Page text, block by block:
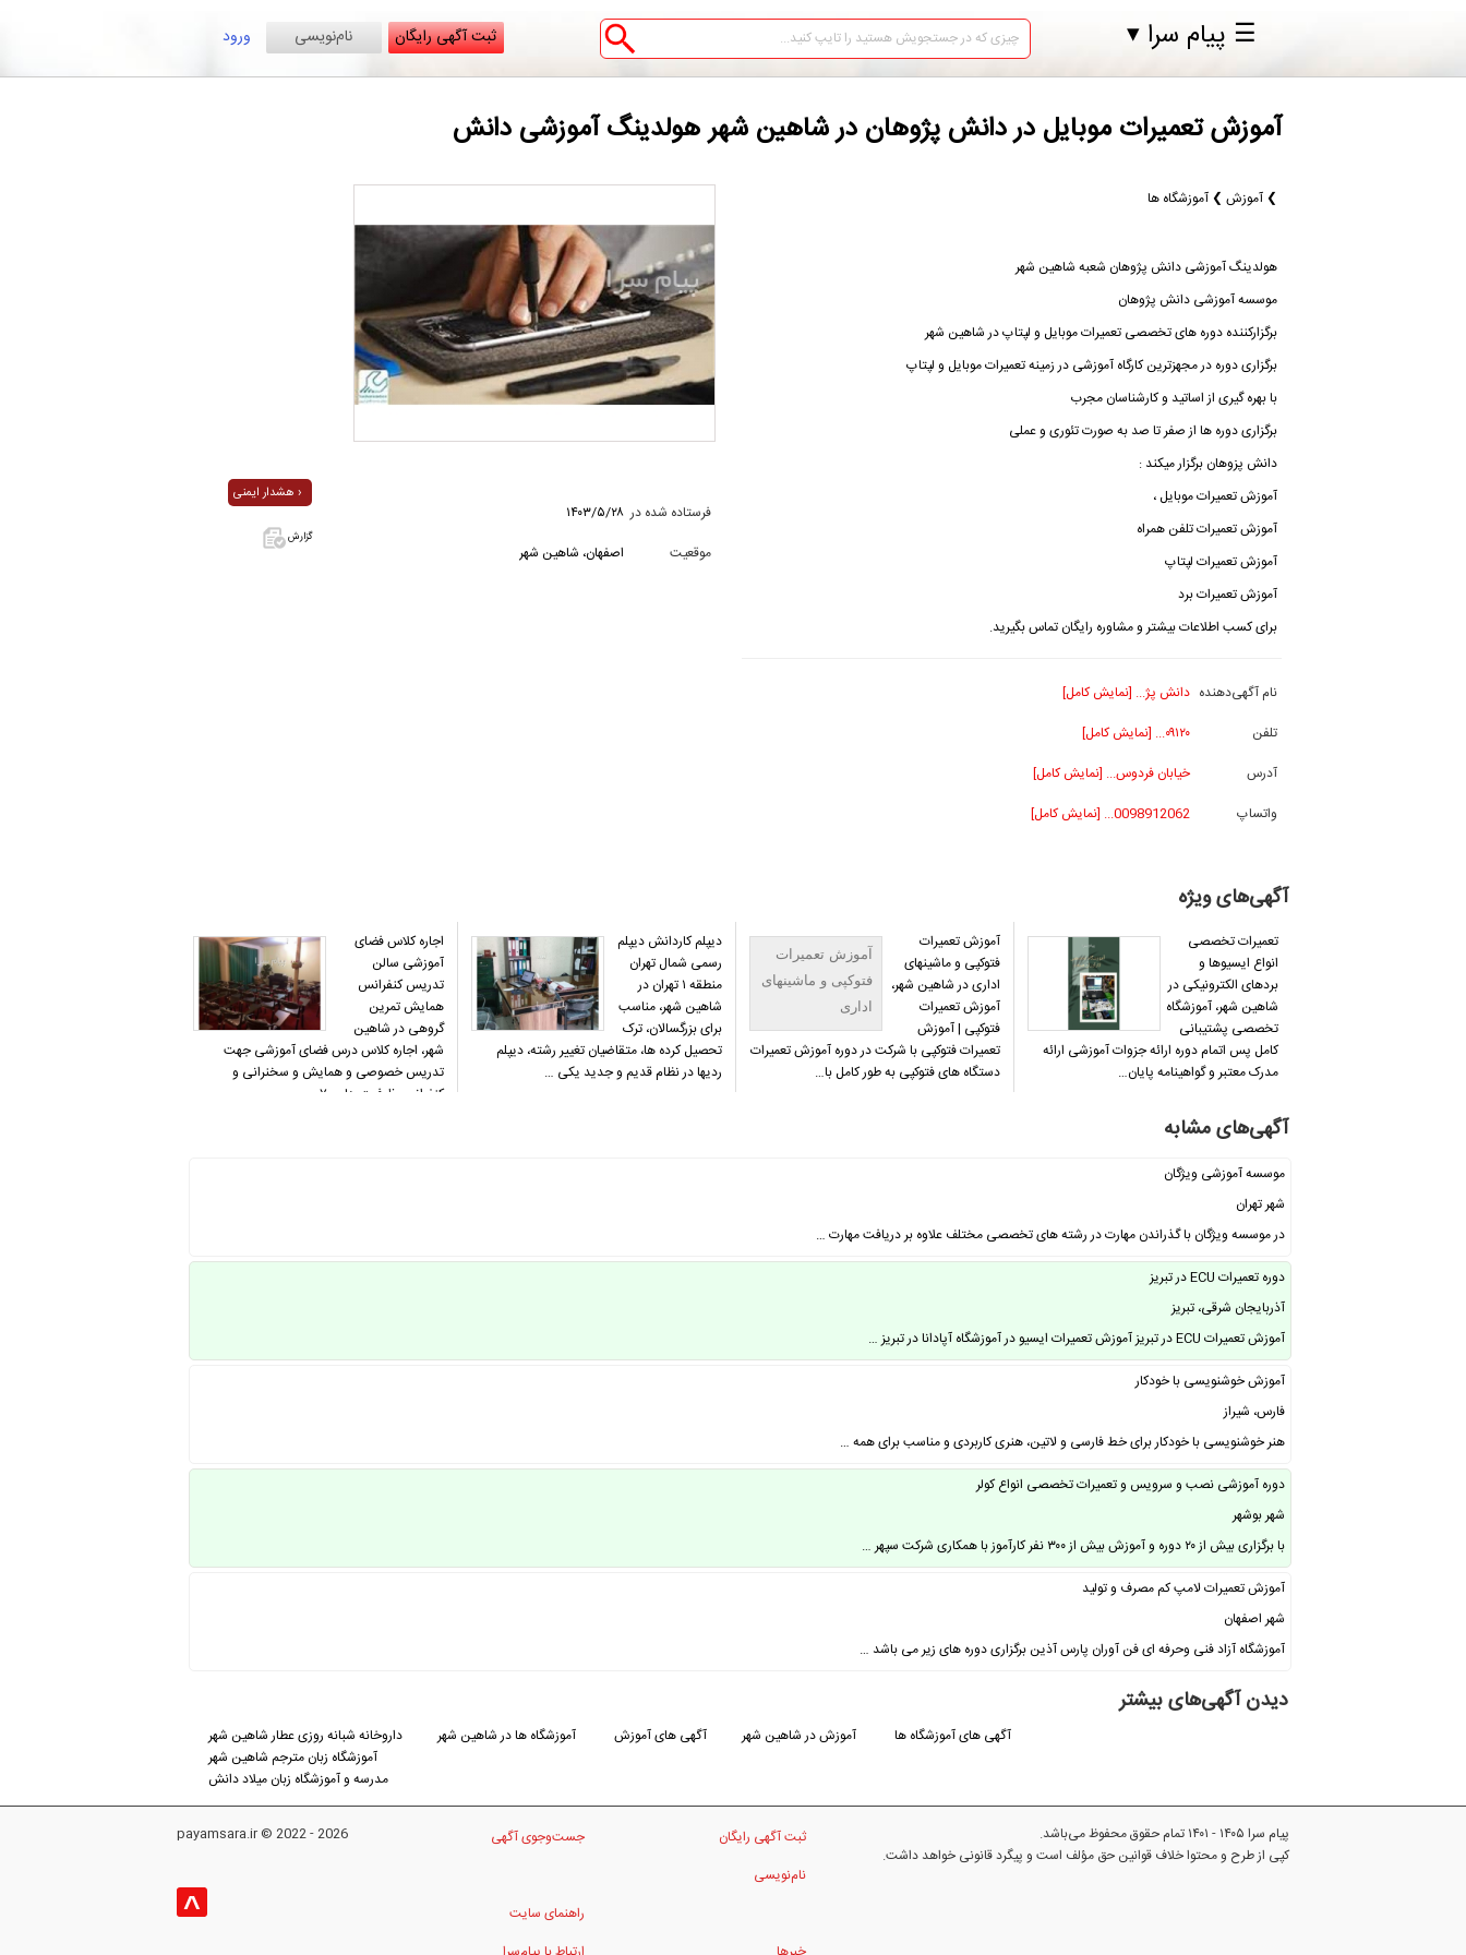
☰ پیام سرا ▾ ورود نام‌نویسی ثبت آگهی رایگان
آموزش تعمیرات موبایل در دانش پژوهان در شاهین شهر هولدینگ آموزشی دانش
❯ آموزش ❯ آموزشگاه ها
هولدینگ آموزشی دانش پژوهان شعبه شاهین شهر
موسسه آموزشی دانش پژوهان
برگزارکننده دوره های تخصصی تعمیرات موبایل و لپتاپ در شاهین شهر
برگزاری دوره در مجهزترین کارگاه آموزشی در زمینه تعمیرات موبایل و لپتاپ
با بهره گیری از اساتید و کارشناسان مجرب
برگزاری دوره ها از صفر تا صد به صورت تئوری و عملی
دانش پزوهان برگزار میکند :
آموزش تعمیرات موبایل ،
آموزش تعمیرات تلفن همراه
آموزش تعمیرات لپتاپ
آموزش تعمیرات برد
برای کسب اطلاعات بیشتر و مشاوره رایگان تماس بگیرید.
نام آگهی‌دهنده دانش پژ... [نمایش کامل]
تلفن
۰۹۱۲۰... [نمایش کامل]
آدرس
خیابان فردوس... [نمایش کامل]
واتساپ
0098912062... [نمایش کامل]
هشدار ایمنی ›
گزارش
فرستاده شده در ۱۴۰۳/۵/۲۸
موقعیت
اصفهان، شاهین شهر
آگهی‌های ویژه
تعمیرات تخصصی
انواع ایسیوها و
بردهای الکترونیکی در
شاهین شهر، آموزشگاه
تخصصی پشتیبانی
کامل پس اتمام دوره ارائه جزوات آموزشی ارائه
مدرک معتبر و گواهینامه پایان…
آموزش تعمیرات
فتوکپی و ماشینهای
اداری
آموزش تعمیرات
فتوکپی و ماشینهای
اداری در شاهین شهر،
آموزش تعمیرات
فتوکپی | آموزش
تعمیرات فتوکپی با شرکت در دوره آموزش تعمیرات
دستگاه های فتوکپی به طور کامل با…
دیپلم کاردانش دیپلم
رسمی شمال تهران
منطقه ۱ تهران در
شاهین شهر، مناسب
برای بزرگسالان، ترک
تحصیل کرده ها، متقاضیان تغییر رشته، دیپلم
ردیها در نظام قدیم و جدید یکی …
اجاره کلاس فضای
آموزشی سالن
تدریس کنفرانس
همایش تمرین
گروهی در شاهین
شهر، اجاره کلاس درس فضای آموزشی جهت
تدریس خصوصی و همایش و سخنرانی و
کنفرانس ظرفیت های ۷۰ و…
آگهی‌های مشابه
موسسه آموزشی ویژگان
شهر تهران
در موسسه ویژگان با گذراندن مهارت در رشته های تخصصی مختلف علاوه بر دریافت مهارت …
دوره تعمیرات ECU در تبریز
آذربایجان شرقی، تبریز
آموزش تعمیرات ECU در تبریز آموزش تعمیرات ایسیو در آموزشگاه آپادانا در تبریز …
آموزش خوشنویسی با خودکار
فارس، شیراز
هنر خوشنویسی با خودکار برای خط فارسی و لاتین، هنری کاربردی و مناسب برای همه …
دوره آموزشی نصب و سرویس و تعمیرات تخصصی انواع کولر
شهر بوشهر
با برگزاری بیش از ۲۰ دوره و آموزش بیش از ۳۰۰ نفر کارآموز با همکاری شرکت سپهر …
آموزش تعمیرات لامپ کم مصرف و تولید
شهر اصفهان
آموزشگاه آزاد فنی وحرفه ای فن آوران پارس آذین برگزاری دوره های زیر می باشد …
دیدن آگهی‌های بیشتر
آگهی های آموزشگاه ها آموزش در شاهین شهر آگهی های آموزش آموزشگاه ها در شاهین شهر
داروخانه شبانه روزی عطار شاهین شهر
آموزشگاه زبان مترجم شاهین شهر
مدرسه و آموزشگاه زبان میلاد دانش
پیام سرا ۱۴۰۵ - ۱۴۰۱ تمام حقوق محفوظ می‌باشد.
کپی از طرح و محتوا خلاف قوانین حق مؤلف است و پیگرد قانونی خواهد داشت.
ثبت آگهی رایگان
نام‌نویسی
جست‌وجوی آگهی
راهنمای سایت
payamsara.ir © 2022 - 2026
^